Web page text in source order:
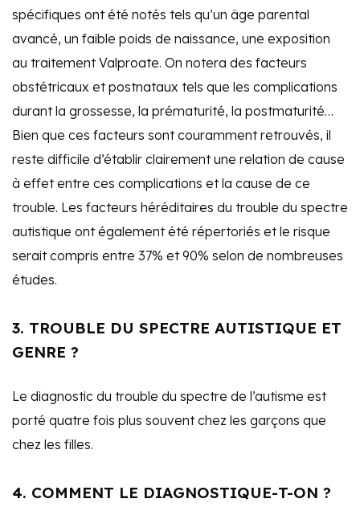
spécifiques ont été notés tels qu’un âge parental
avancé, un faible poids de naissance, une exposition
au traitement Valproate. On notera des facteurs
obstétricaux et postnataux tels que les complications
durant la grossesse, la prématurité, la postmaturité…
Bien que ces facteurs sont couramment retrouvés, il
reste difficile d’établir clairement une relation de cause
à effet entre ces complications et la cause de ce
trouble. Les facteurs héréditaires du trouble du spectre
autistique ont également été répertoriés et le risque
serait compris entre 37% et 90% selon de nombreuses
études.
3. TROUBLE DU SPECTRE AUTISTIQUE ET
GENRE ?
Le diagnostic du trouble du spectre de l’autisme est
porté quatre fois plus souvent chez les garçons que
chez les filles.
4. COMMENT LE DIAGNOSTIQUE-T-ON ?